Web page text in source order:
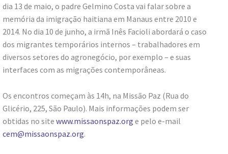
dia 13 de maio, o padre Gelmino Costa vai falar sobre a
memória da imigração haitiana em Manaus entre 2010 e
2014. No dia 10 de junho, a irmã Inês Facioli abordará o caso
dos migrantes temporários internos – trabalhadores em
diversos setores do agronegócio, por exemplo – e suas
interfaces com as migrações contemporâneas.
Os encontros começam às 14h, na Missão Paz (Rua do
Glicério, 225, São Paulo). Mais informações podem ser
obtidas no site www.missaonspaz.org e pelo e-mail
cem@missaonspaz.org.